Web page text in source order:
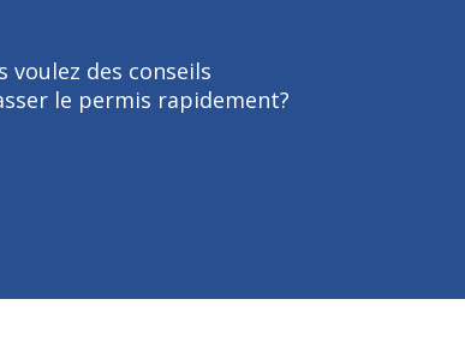
des conseils
le permis rapidement?